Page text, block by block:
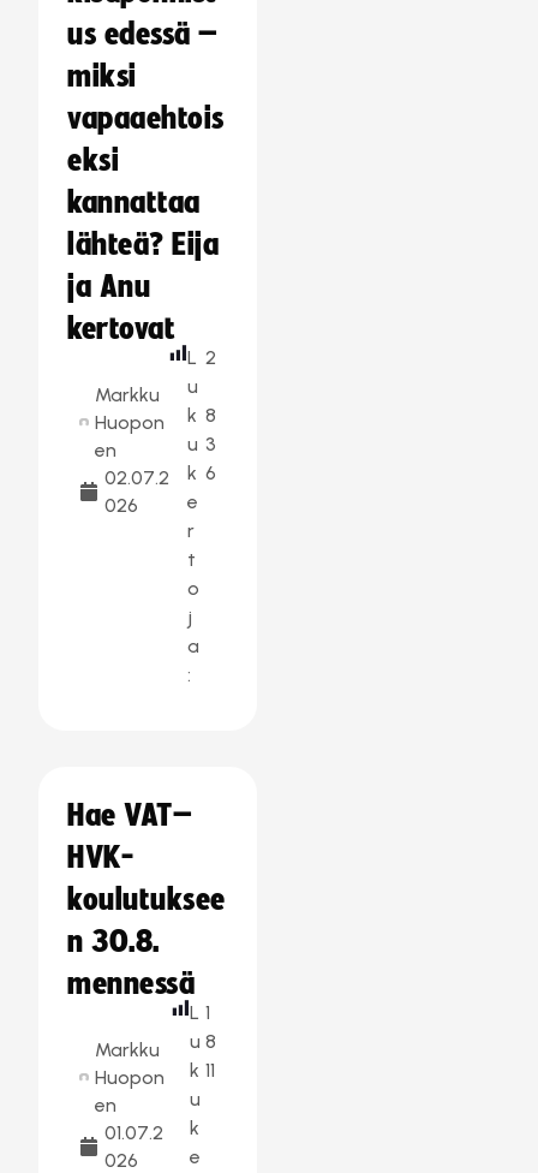
us edessä –
miksi
vapaaehtois
eksi
kannattaa
lähteä? Eija
ja Anu
kertovat
Markku
Huopon
en
02.07.2
026
L
u
k
u
k
e
r
t
o
j
a
:
2
8
3
6
Hae VAT–
HVK-
koulutuksee
n 30.8.
mennessä
Markku
Huopon
en
01.07.2
026
L
u
k
u
k
e
1
8
11